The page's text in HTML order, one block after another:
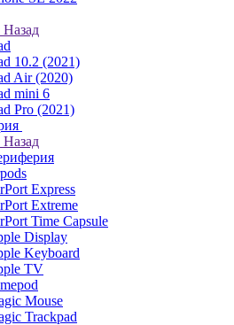
Назад
10.2 (2021)
Air (2020)
mini 6
Pro (2021)
Назад
Express
Extreme
Time Capsule
Display
Keyboard
TV
Mouse
Trackpad